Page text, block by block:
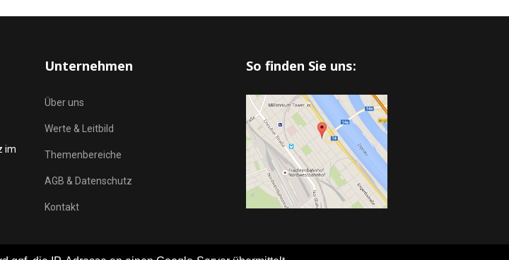
im
Unternehmen
Über uns
Werte & Leitbild
Themenbereiche
AGB & Datenschutz
Kontakt
So finden Sie uns: